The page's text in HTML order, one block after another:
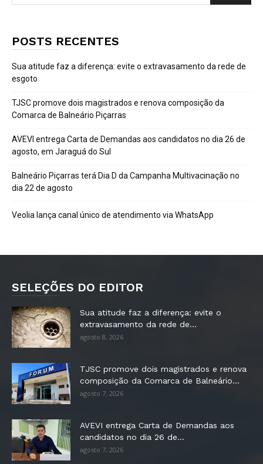
POSTS RECENTES
Sua atitude faz a diferença: evite o extravasamento da rede de
esgoto
TJSC promove dois magistrados e renova composição da
Comarca de Balneário Piçarras
AVEVI entrega Carta de Demandas aos candidatos no dia 26 de
agosto, em Jaraguá do Sul
Balneário Piçarras terá Dia D da Campanha Multivacinação no
dia 22 de agosto
Veolia lança canal único de atendimento via WhatsApp
SELEÇÕES DO EDITOR
Sua atitude faz a diferença: evite o
extravasamento da rede de...
agosto 8, 2026
TJSC promove dois magistrados e renova
composição da Comarca de Balneário...
agosto 7, 2026
AVEVI entrega Carta de Demandas aos
candidatos no dia 26 de...
agosto 7, 2026